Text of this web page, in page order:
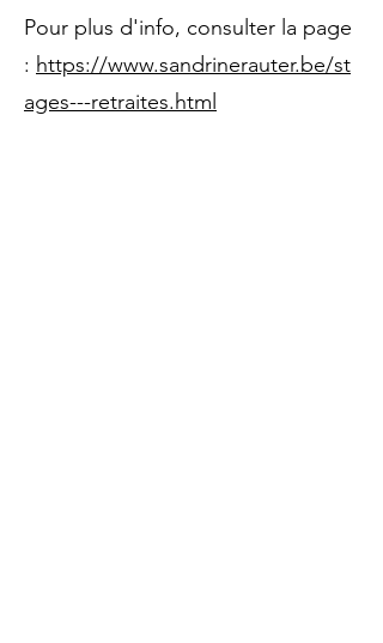
Pour plus d'info, consulter la page
: https://www.sandrinerauter.be/st
ages---retraites.html